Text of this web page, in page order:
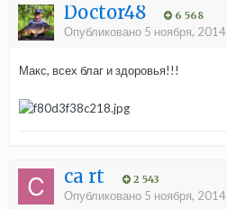
Doctor48 6 568
Опубликовано 5 ноября, 2014
Макс, всех благ и здоровья!!!
ca rt 2 543
Опубликовано 5 ноября, 2014